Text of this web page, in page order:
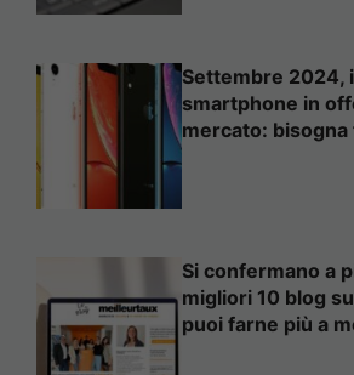
Settembre 2024,
smartphone in
mercato:
Si confermano a
migliori 10 blog
puoi farne più a